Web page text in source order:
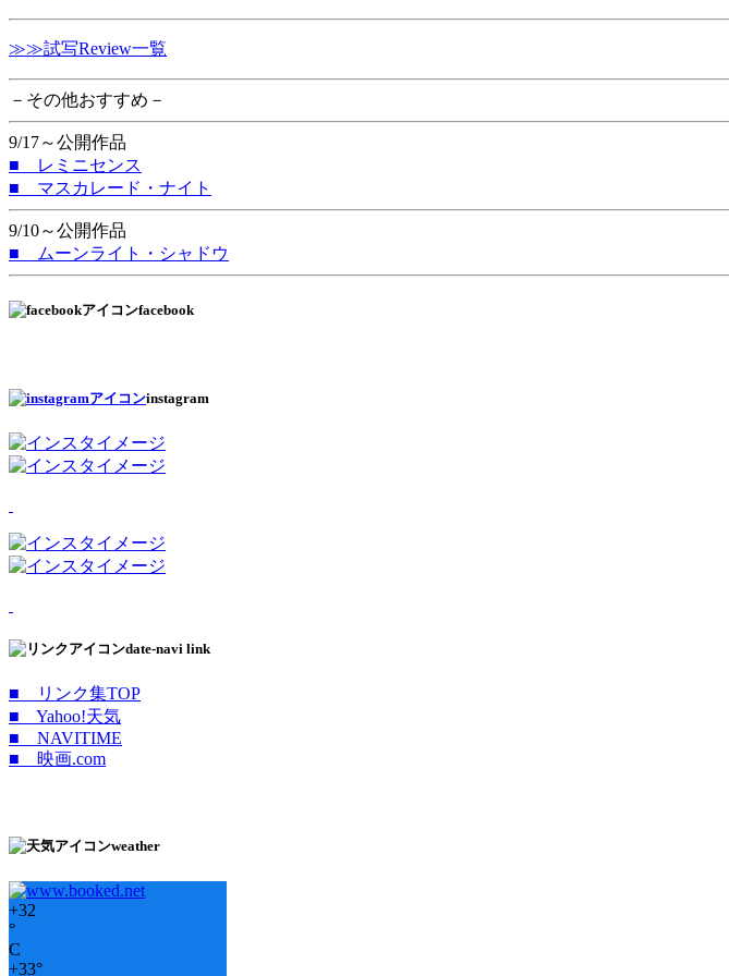
≫≫試写Review一覧
－その他おすすめ－
9/17～公開作品
■ レミニセンス
■ マスカレード・ナイト
9/10～公開作品
■ ムーンライト・シャドウ
facebook
instagram
date-navi link
■ リンク集TOP
■ Yahoo!天気
■ NAVITIME
■ 映画.com
weather
+32
°
C
+33°